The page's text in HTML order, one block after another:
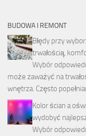
BUDOWA I REMONT
Błędy przy
trwałością,
Wybór
może zaważyć na
wnętrza. Często
Kolor ścian a
wydobyć
Wybór